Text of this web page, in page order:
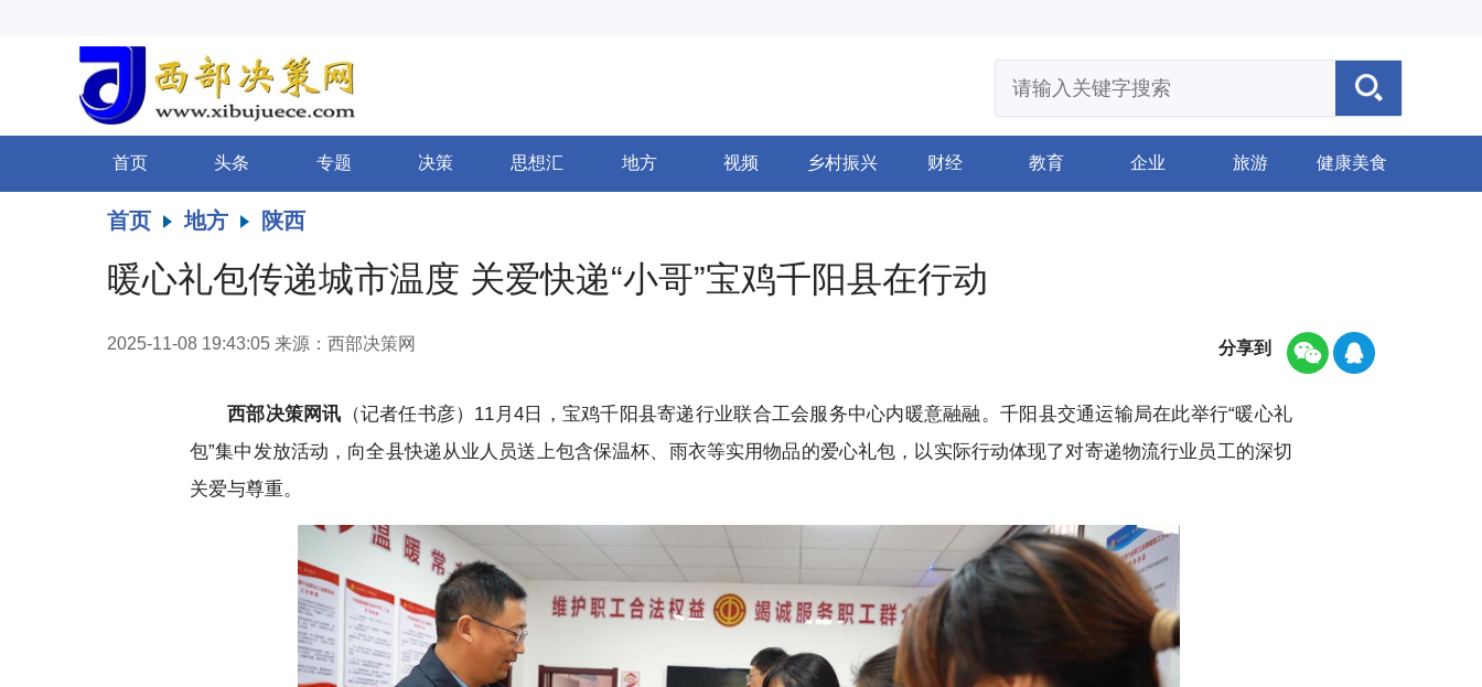
首页 头条 专题 决策 思想汇 地方 视频 乡村振兴 财经 教育 企业 旅游 健康美食
首页 地方 陕西
暖心礼包传递城市温度 关爱快递“小哥”宝鸡千阳县在行动
2025-11-08 19:43:05 来源：西部决策网 分享到
西部决策网讯 （记者任书彦）11月4日，宝鸡千阳县寄递行业联合工会服务中心内暖意融融。千阳县交通运输局在此举行“暖心礼
包”集中发放活动，向全县快递从业人员送上包含保温杯、雨衣等实用物品的爱心礼包，以实际行动体现了对寄递物流行业员工的深切
关爱与尊重。